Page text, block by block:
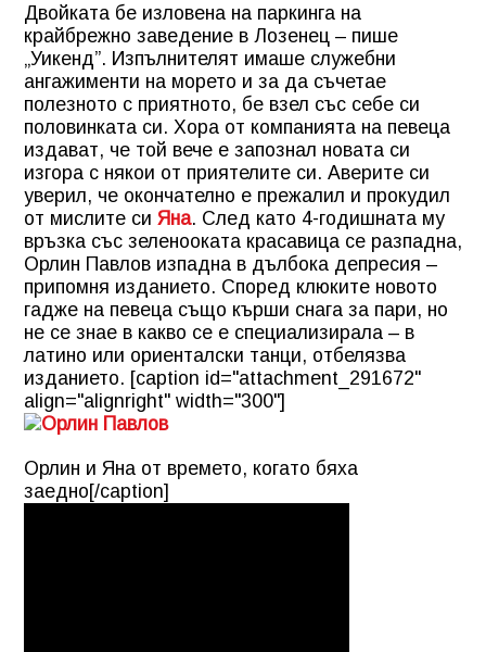
Двойката бе изловена на паркинга на
крайбрежно заведение в Лозенец – пише
„Уикенд”. Изпълнителят имаше служебни
ангажименти на морето и за да съчетае
полезното с приятното, бе взел със себе си
половинката си. Хора от компанията на певеца
издават, че той вече е запознал новата си
изгора с някои от приятелите си. Аверите си
уверил, че окончателно е прежалил и прокудил
от мислите си Яна. След като 4-годишната му
връзка със зеленооката красавица се разпадна,
Орлин Павлов изпадна в дълбока депресия –
припомня изданието. Според клюките новото
гадже на певеца също кърши снага за пари, но
не се знае в какво се е специализирала – в
латино или ориенталски танци, отбелязва
изданието. [caption id="attachment_291672"
align="alignright" width="300"]
Орлин и Яна от времето, когато бяха
заедно[/caption]